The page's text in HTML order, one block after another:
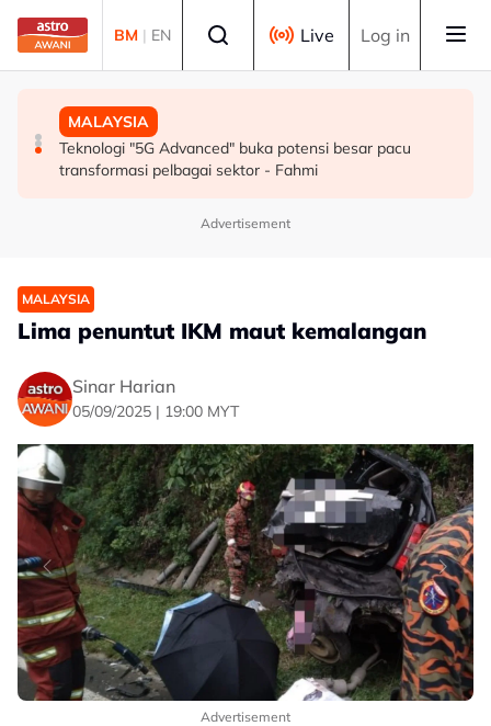
Skip to main content
BM | EN Live Log in
SUKAN
Mohamed Salah sertai Trabzonspor, terima €17 juta
semusim
MALAYSIA
Berita tempatan pilihan sepanjang hari ini
MALAYSIA
Teknologi "5G Advanced" buka potensi besar pacu
transformasi pelbagai sektor - Fahmi
Advertisement
MALAYSIA
Lima penuntut IKM maut kemalangan
Sinar Harian
05/09/2025 | 19:00 MYT
Advertisement